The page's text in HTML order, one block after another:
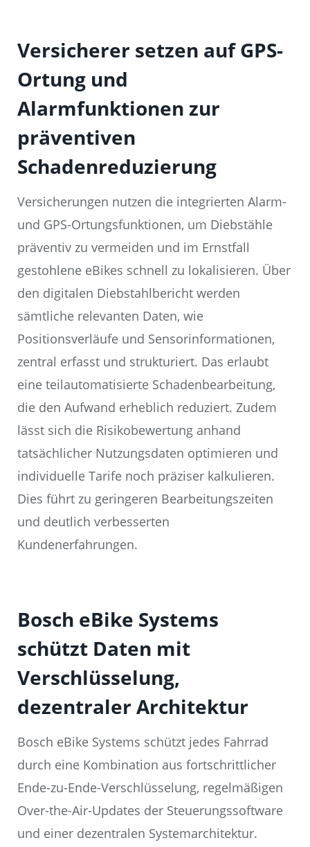
Versicherer setzen auf GPS-
Ortung und
Alarmfunktionen zur
präventiven
Schadenreduzierung
Versicherungen nutzen die integrierten Alarm-
und GPS-Ortungsfunktionen, um Diebstähle
präventiv zu vermeiden und im Ernstfall
gestohlene eBikes schnell zu lokalisieren. Über
den digitalen Diebstahlbericht werden
sämtliche relevanten Daten, wie
Positionsverläufe und Sensorinformationen,
zentral erfasst und strukturiert. Das erlaubt
eine teilautomatisierte Schadenbearbeitung,
die den Aufwand erheblich reduziert. Zudem
lässt sich die Risikobewertung anhand
tatsächlicher Nutzungsdaten optimieren und
individuelle Tarife noch präziser kalkulieren.
Dies führt zu geringeren Bearbeitungszeiten
und deutlich verbesserten
Kundenerfahrungen.
Bosch eBike Systems
schützt Daten mit
Verschlüsselung,
dezentraler Architektur
Bosch eBike Systems schützt jedes Fahrrad
durch eine Kombination aus fortschrittlicher
Ende-zu-Ende-Verschlüsselung, regelmäßigen
Over-the-Air-Updates der Steuerungssoftware
und einer dezentralen Systemarchitektur.